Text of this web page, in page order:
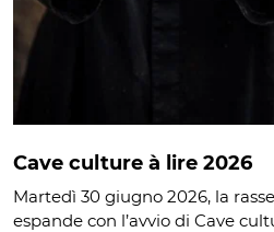
Cave culture à lire 2026
Martedì 30 giugno 2026, la
espande con l’avvio di Cave